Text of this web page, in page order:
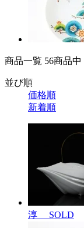
商品一覧 56商品中
並び順
価格順
新着順
淳
SOLD